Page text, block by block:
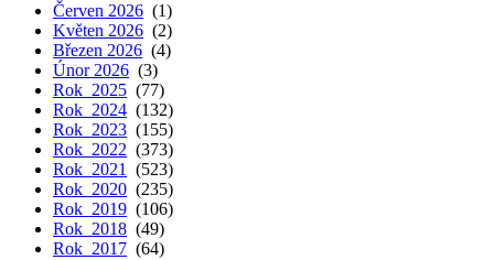
Červen 2026 (1)
Květen 2026 (2)
Březen 2026 (4)
Únor 2026 (3)
Rok 2025 (77)
Rok 2024 (132)
Rok 2023 (155)
Rok 2022 (373)
Rok 2021
(523)
Rok 2020 (235)
Rok 2019 (106)
Rok 2018 (49)
Rok 2017 (64)